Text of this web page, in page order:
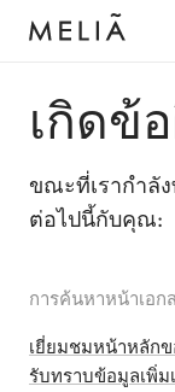
เกิดข้
ขณะที่เรากำลั
ต่อไปนี้กับคุณ:
การค้นหาหน้าเอก
เยี่ยมชมหน้าหลักข
รับทราบข้อมูลเพิ่ม